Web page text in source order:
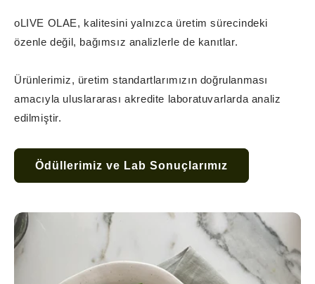
oLIVE OLAE, kalitesini yalnızca üretim sürecindeki
özenle değil, bağımsız analizlerle de kanıtlar.
Ürünlerimiz, üretim standartlarımızın doğrulanması
amacıyla uluslararası akredite laboratuvarlarda analiz
edilmiştir.
Ödüllerimiz ve Lab Sonuçlarımız